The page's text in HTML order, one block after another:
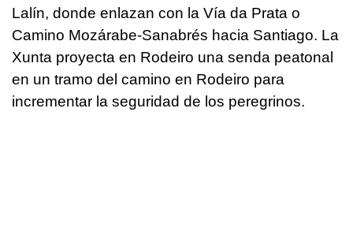
Lalín, donde enlazan con la Vía da Prata o
Camino Mozárabe-Sanabrés hacia Santiago. La
Xunta proyecta en Rodeiro una senda peatonal
en un tramo del camino en Rodeiro para
incrementar la seguridad de los peregrinos.